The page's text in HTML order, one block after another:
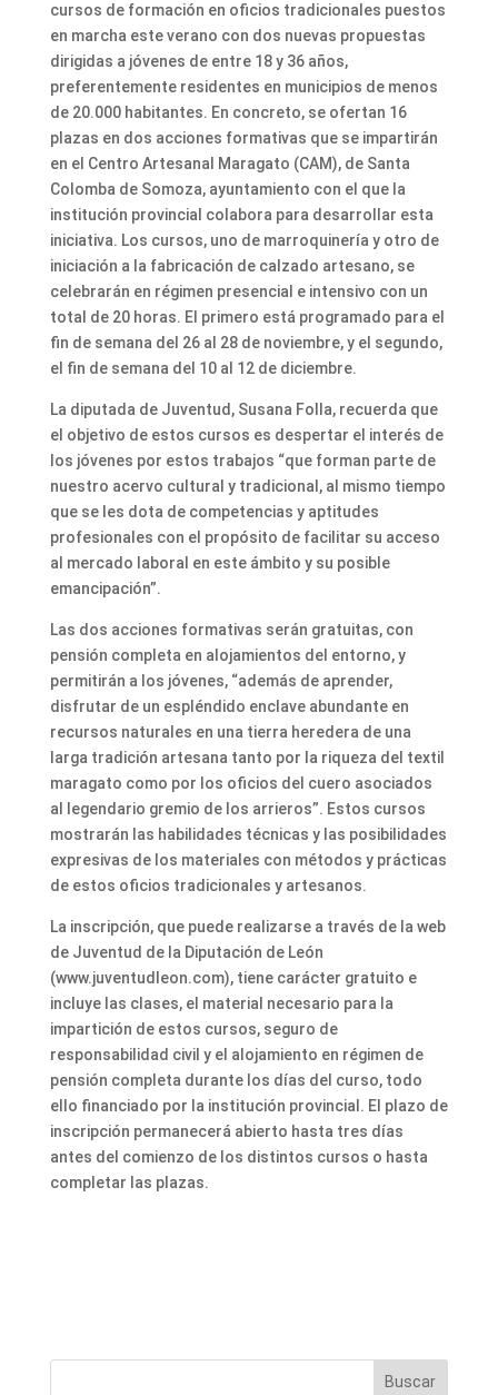
cursos de formación en oficios tradicionales puestos
en marcha este verano con dos nuevas propuestas
dirigidas a jóvenes de entre 18 y 36 años,
preferentemente residentes en municipios de menos
de 20.000 habitantes. En concreto, se ofertan 16
plazas en dos acciones formativas que se impartirán
en el Centro Artesanal Maragato (CAM), de Santa
Colomba de Somoza, ayuntamiento con el que la
institución provincial colabora para desarrollar esta
iniciativa. Los cursos, uno de marroquinería y otro de
iniciación a la fabricación de calzado artesano, se
celebrarán en régimen presencial e intensivo con un
total de 20 horas. El primero está programado para el
fin de semana del 26 al 28 de noviembre, y el segundo,
el fin de semana del 10 al 12 de diciembre.
La diputada de Juventud, Susana Folla, recuerda que
el objetivo de estos cursos es despertar el interés de
los jóvenes por estos trabajos “que forman parte de
nuestro acervo cultural y tradicional, al mismo tiempo
que se les dota de competencias y aptitudes
profesionales con el propósito de facilitar su acceso
al mercado laboral en este ámbito y su posible
emancipación”.
Las dos acciones formativas serán gratuitas, con
pensión completa en alojamientos del entorno, y
permitirán a los jóvenes, “además de aprender,
disfrutar de un espléndido enclave abundante en
recursos naturales en una tierra heredera de una
larga tradición artesana tanto por la riqueza del textil
maragato como por los oficios del cuero asociados
al legendario gremio de los arrieros”. Estos cursos
mostrarán las habilidades técnicas y las posibilidades
expresivas de los materiales con métodos y prácticas
de estos oficios tradicionales y artesanos.
La inscripción, que puede realizarse a través de la web
de Juventud de la Diputación de León
(www.juventudleon.com), tiene carácter gratuito e
incluye las clases, el material necesario para la
impartición de estos cursos, seguro de
responsabilidad civil y el alojamiento en régimen de
pensión completa durante los días del curso, todo
ello financiado por la institución provincial. El plazo de
inscripción permanecerá abierto hasta tres días
antes del comienzo de los distintos cursos o hasta
completar las plazas.